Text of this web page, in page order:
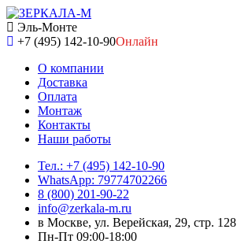
Эль-Монте
+7 (495) 142-10-90Онлайн
О компании
Доставка
Оплата
Монтаж
Контакты
Наши работы
Тел.: +7 (495) 142-10-90
WhatsApp: 79774702266
8 (800) 201-90-22
info@zerkala-m.ru
в Москве, ул. Верейская, 29, стр. 128
Пн-Пт 09:00-18:00